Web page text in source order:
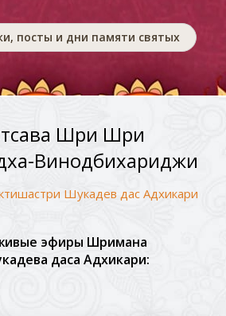
посты и дни памяти святых
Шри Шри
Винодбихариджи
Шукадев дас Адхикари
эфиры Шримана
даса Адхикари: